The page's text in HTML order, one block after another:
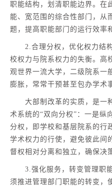
职能结构，划清职能边界。在
能、宽范围的综合性部门，从
题，提高职能部门的运行效率
2.合理分权，优化权力结构
校权力与院系权力的失衡。高
观世界一流大学，二级院系一
膨胀，常常干预甚至包办学术
大部制改革的实质，是一种
术系统的“双向分权”：一是纵
分权，即学校和基层院系的行
学术权力的行使，避免彼此间
督权相对分离和独立，确保决
3.强化服务，转变管理职能
须推进管理部门职能的转变，